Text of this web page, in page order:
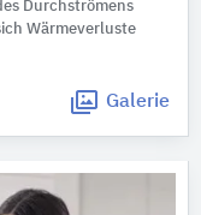
Durchströmens
Wärmeverluste
Galerie